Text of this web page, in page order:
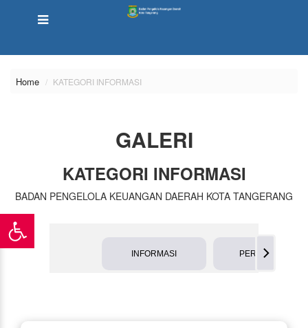
Home KATEGORI INFORMASI
GALERI
KATEGORI INFORMASI
BADAN PENGELOLA KEUANGAN DAERAH KOTA TANGERANG
INFORMASI PERTEMUAN